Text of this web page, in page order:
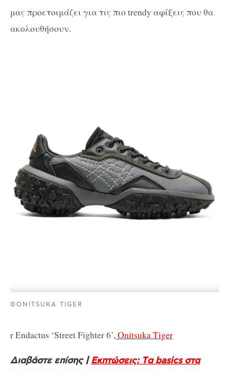
μας προετοιμάζει για τις πιο trendy αφίξεις που θα
ακολουθήσουν.
©ONITSUKA TIGER
r Endactus ‘Street Fighter 6’,Onitsuka Tiger
Διαβάστε επίσης |Εκπτώσεις: Tα basics στα